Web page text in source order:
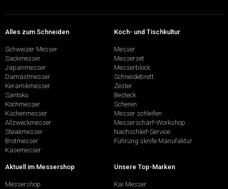
Alles zum Schneiden
Schweizer Messer
Sackmesser
Japanmesser
Damastmesser
Keramikmesser
Santoku
Kochmesser
Küchenmesser
Allzweckmesser
Steakmesser
Brotmesser
Käsemesser
Koch- und Tischkultur
Messer
Messerset
Messerblock
Schneidebrett
Zester
Besteck
Scheren
Messer schleifen
Messerschärf-Workshop
Nachschleif-Service
Führung sknife Manufaktur
Aktuell im Messershop
Messershop
Unsere Top-Marken
Kai Messer